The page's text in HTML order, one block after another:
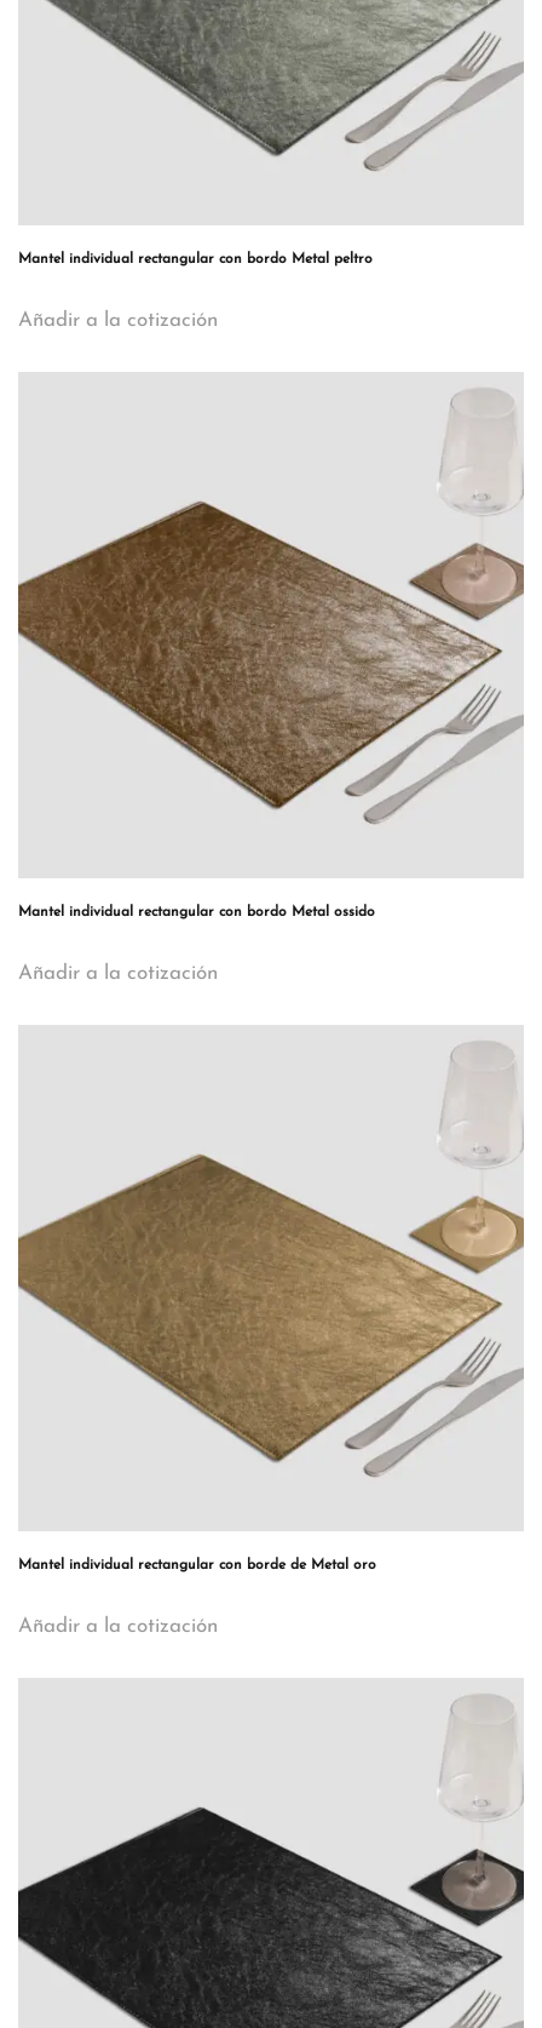
Mantel individual rectangular con bordo Metal peltro
Añadir a la cotización
Mantel individual rectangular con bordo Metal ossido
Añadir a la cotización
Mantel individual rectangular con borde de Metal oro
Añadir a la cotización